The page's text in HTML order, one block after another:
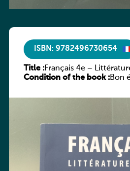
ISBN: 9782496730654
Title :Français 4e –
méthodes
Condition of the book :Bon